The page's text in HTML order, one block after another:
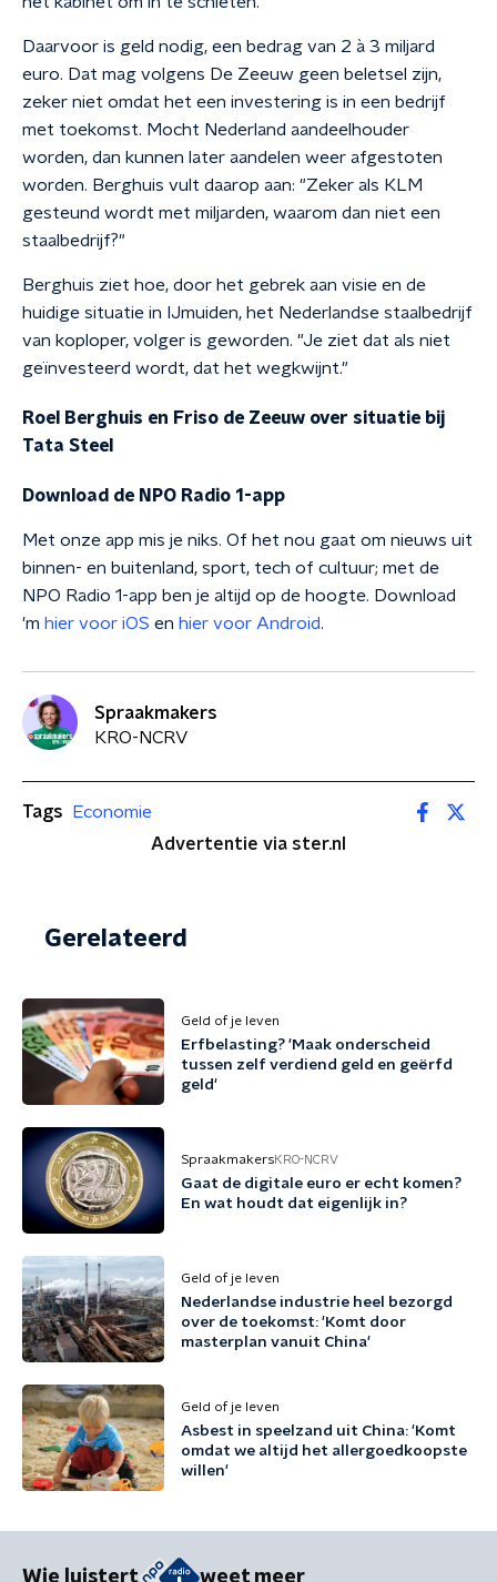
Daarvoor is geld nodig, een bedrag van 2 à 3 miljard
euro. Dat mag volgens De Zeeuw geen beletsel zijn,
zeker niet omdat het een investering is in een bedrijf
met toekomst. Mocht Nederland aandeelhouder
worden, dan kunnen later aandelen weer afgestoten
worden. Berghuis vult daarop aan: "Zeker als KLM
gesteund wordt met miljarden, waarom dan niet een
staalbedrijf?"
Berghuis ziet hoe, door het gebrek aan visie en de
huidige situatie in IJmuiden, het Nederlandse staalbedrijf
van koploper, volger is geworden. "Je ziet dat als niet
geïnvesteerd wordt, dat het wegkwijnt."
Roel Berghuis en Friso de Zeeuw over situatie bij
Tata Steel
Download de NPO Radio 1-app
Met onze app mis je niks. Of het nou gaat om nieuws uit
binnen- en buitenland, sport, tech of cultuur; met de
NPO Radio 1-app ben je altijd op de hoogte. Download
'm hier voor iOS en hier voor Android.
Spraakmakers
KRO-NCRV
Tags
Economie
Advertentie via ster.nl
Gerelateerd
Geld of je leven
Erfbelasting? 'Maak onderscheid
tussen zelf verdiend geld en geërfd
geld'
SpraakmakersKRO-NCRV
Gaat de digitale euro er echt komen?
En wat houdt dat eigenlijk in?
Geld of je leven
Nederlandse industrie heel bezorgd
over de toekomst: 'Komt door
masterplan vanuit China'
Geld of je leven
Asbest in speelzand uit China: 'Komt
omdat we altijd het allergoedkoopste
willen'
Wie luistert weet meer